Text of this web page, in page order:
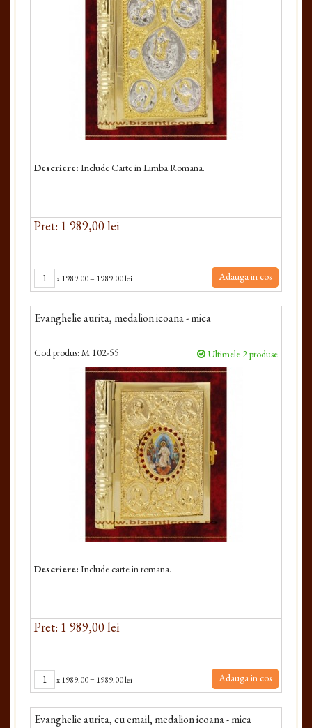
Descriere: Include Carte in Limba Romana.
Pret: 1 989,00 lei
x1989.00= 1989.00 lei Adauga in cos
Evanghelie aurita, medalion icoana - mica
Cod produs: M 102-55 Ultimele 2 produse
Descriere: Include carte in romana.
Pret: 1 989,00 lei
x1989.00= 1989.00 lei Adauga in cos
Evanghelie aurita, cu email, medalion icoana - mica